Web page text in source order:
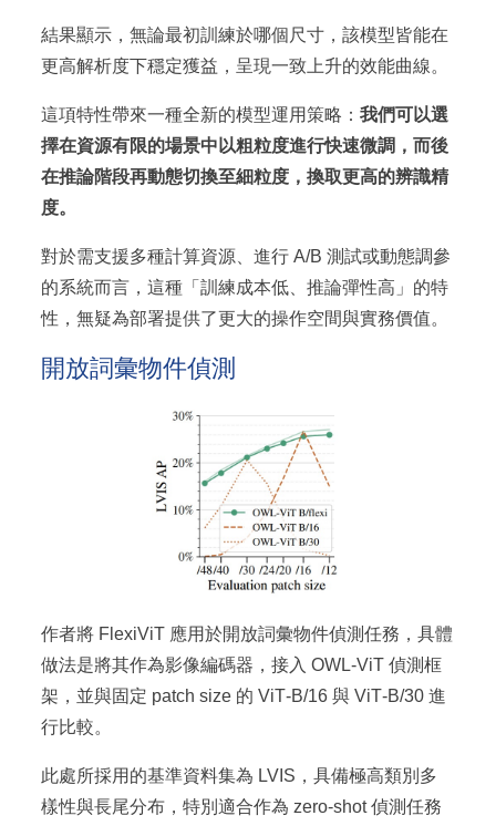
結果顯示，無論最初訓練於哪個尺寸，該模型皆能在
更高解析度下穩定獲益，呈現一致上升的效能曲線。
這項特性帶來一種全新的模型運用策略：我們可以選
擇在資源有限的場景中以粗粒度進行快速微調，而後
在推論階段再動態切換至細粒度，換取更高的辨識精
度。
對於需支援多種計算資源、進行 A/B 測試或動態調參
的系統而言，這種「訓練成本低、推論彈性高」的特
性，無疑為部署提供了更大的操作空間與實務價值。
開放詞彙物件偵測
作者將 FlexiViT 應用於開放詞彙物件偵測任務，具體
做法是將其作為影像編碼器，接入 OWL‑ViT 偵測框
架，並與固定 patch size 的 ViT‑B/16 與 ViT‑B/30 進
行比較。
此處所採用的基準資料集為 LVIS，具備極高類別多
樣性與長尾分布，特別適合作為 zero-shot 偵測任務